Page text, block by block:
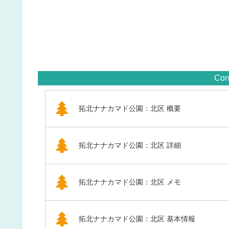
拓北ナナカマド公園：北区 概要
拓北ナナカマド公園：北区 詳細
拓北ナナカマド公園：北区 メモ
拓北ナナカマド公園：北区 基本情報